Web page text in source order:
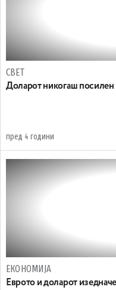
СВЕТ
Доларот никогаш посилен
пред 4 години
ЕКОНОМИЈА
Еврото и доларот